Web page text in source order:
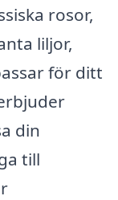
rosor,
liljor,
för ditt
din
till